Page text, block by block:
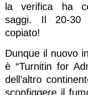
la verifica ha
saggi. Il 20-30
copiato!
Dunque il nuovo
è “Turnitin for
dell’altro
sconfiggere il